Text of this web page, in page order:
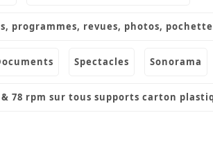
programmes, revues, photos,
documents spectacles sonorama
& 78 rpm sur tous supports carton